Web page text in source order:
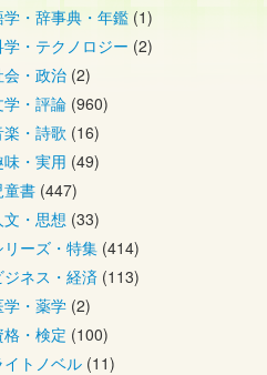
学・辞事典・年鑑 (1)
学・テクノロジー (2)
会・政治 (2)
学・評論 (960)
楽・詩歌 (16)
味・実用 (49)
童書 (447)
文・思想 (33)
リーズ・特集 (414)
ジネス・経済 (113)
学・薬学 (2)
格・検定 (100)
イトノベル (11)